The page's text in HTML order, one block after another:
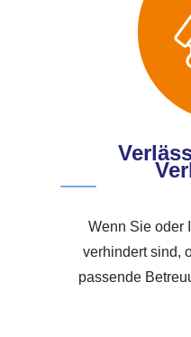
Wenn Sie oder
verhindert sind,
passende